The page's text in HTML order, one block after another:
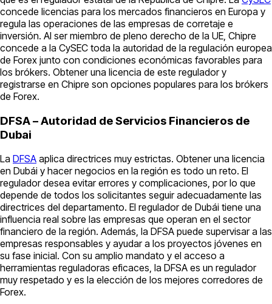
concede licencias para los mercados financieros en Europa y
regula las operaciones de las empresas de corretaje e
inversión. Al ser miembro de pleno derecho de la UE, Chipre
concede a la CySEC toda la autoridad de la regulación europea
de Forex junto con condiciones económicas favorables para
los brókers. Obtener una licencia de este regulador y
registrarse en Chipre son opciones populares para los brókers
de Forex.
DFSA – Autoridad de Servicios Financieros de
Dubai
La DFSA aplica directrices muy estrictas. Obtener una licencia
en Dubái y hacer negocios en la región es todo un reto. El
regulador desea evitar errores y complicaciones, por lo que
depende de todos los solicitantes seguir adecuadamente las
directrices del departamento. El regulador de Dubái tiene una
influencia real sobre las empresas que operan en el sector
financiero de la región. Además, la DFSA puede supervisar a las
empresas responsables y ayudar a los proyectos jóvenes en
su fase inicial. Con su amplio mandato y el acceso a
herramientas reguladoras eficaces, la DFSA es un regulador
muy respetado y es la elección de los mejores corredores de
Forex.